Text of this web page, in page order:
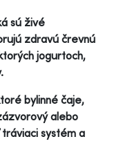
sú živé
zdravú črevnú
jogurtoch,
bylinné čaje,
alebo
systém a